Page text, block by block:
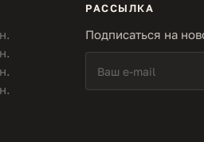
РАССЫЛКА
Подписаться на